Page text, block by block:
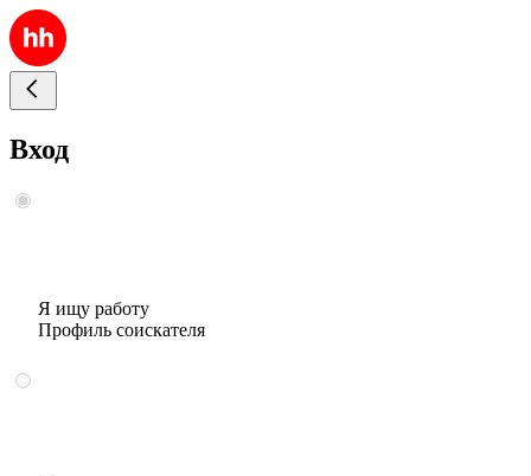
Вход
Я ищу работу
Профиль соискателя